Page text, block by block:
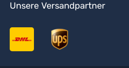
Unsere Versandpartner